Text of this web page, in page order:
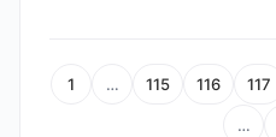
1 … 115 116 117
…